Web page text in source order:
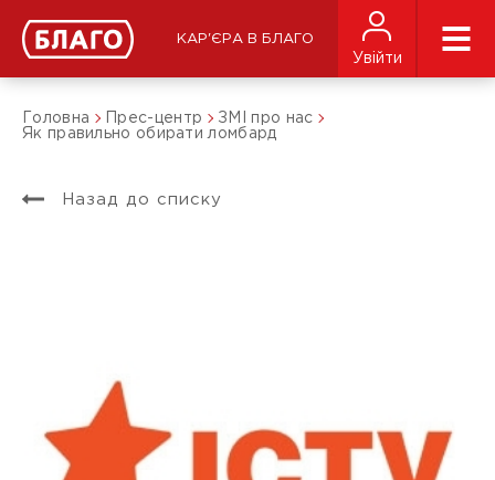
КАР'ЄРА В БЛАГО
Увійти
Головна Прес-центр
ЗМІ про нас
Як правильно обирати ломбард
Назад до списку